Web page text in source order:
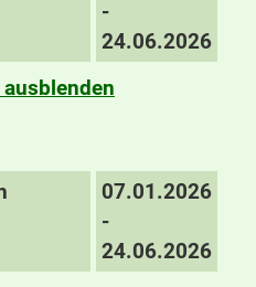
-
24.06.2026
07.01.2026
-
24.06.2026